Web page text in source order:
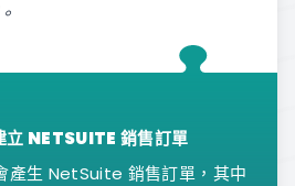
立 NETSUITE 銷售訂單
產生 NetSuite 銷售訂單，其中